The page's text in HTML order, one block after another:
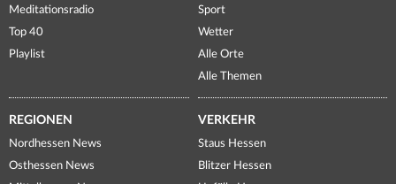
Meditationsradio
Top 40
Playlist
Sport
Wetter
Alle Orte
Alle Themen
REGIONEN
Nordhessen News
Osthessen News
VERKEHR
Staus Hessen
Blitzer Hessen